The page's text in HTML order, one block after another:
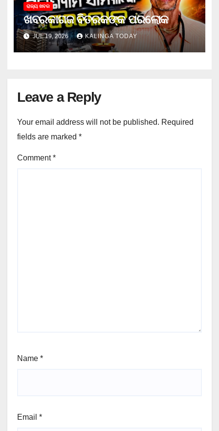
ରାଜ୍ୟ ଖବର
ଖବରକାଗଜ ବିତରକଙ୍କ ପରଲୋକ
JUL 19, 2026 KALINGA TODAY
Leave a Reply
Your email address will not be published. Required
fields are marked *
Comment*
Name *
Email *